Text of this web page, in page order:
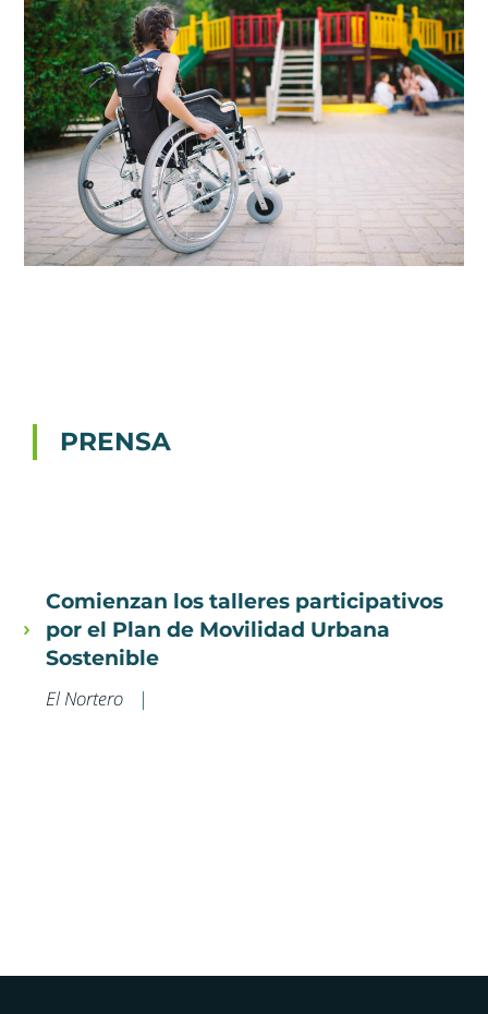
PRENSA
Comienzan los talleres participativos
por el Plan de Movilidad Urbana
Sostenible
El Nortero
|